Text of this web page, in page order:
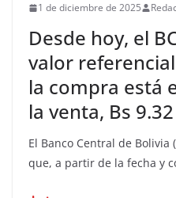
1 de diciembre de 2025
Desde hoy, el
valor
la compra está
la venta, Bs 9.32
El Banco Central de Bolivia
que, a partir de la fecha y